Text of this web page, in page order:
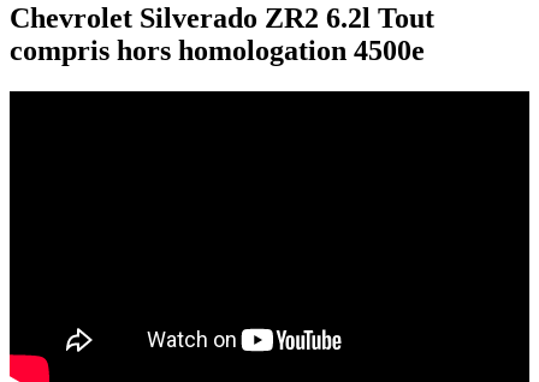
Chevrolet Silverado ZR2 6.2l Tout
compris hors homologation 4500e